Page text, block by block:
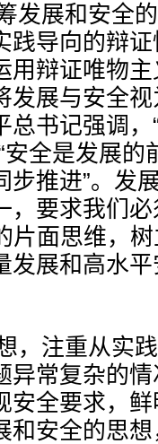
发展和安全
践导向的辩
用辩证唯物
发展与安全
总书记强调，
安全是发展的
步推进”。发
，要求我们必
片面思维，
发展和高水
，注重从实
异常复杂的
安全要求，
和安全的思